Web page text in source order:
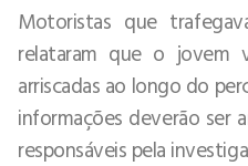
Motoristas que
relataram que o jovem
arriscadas ao longo do
informações deverão ser
responsáveis pela